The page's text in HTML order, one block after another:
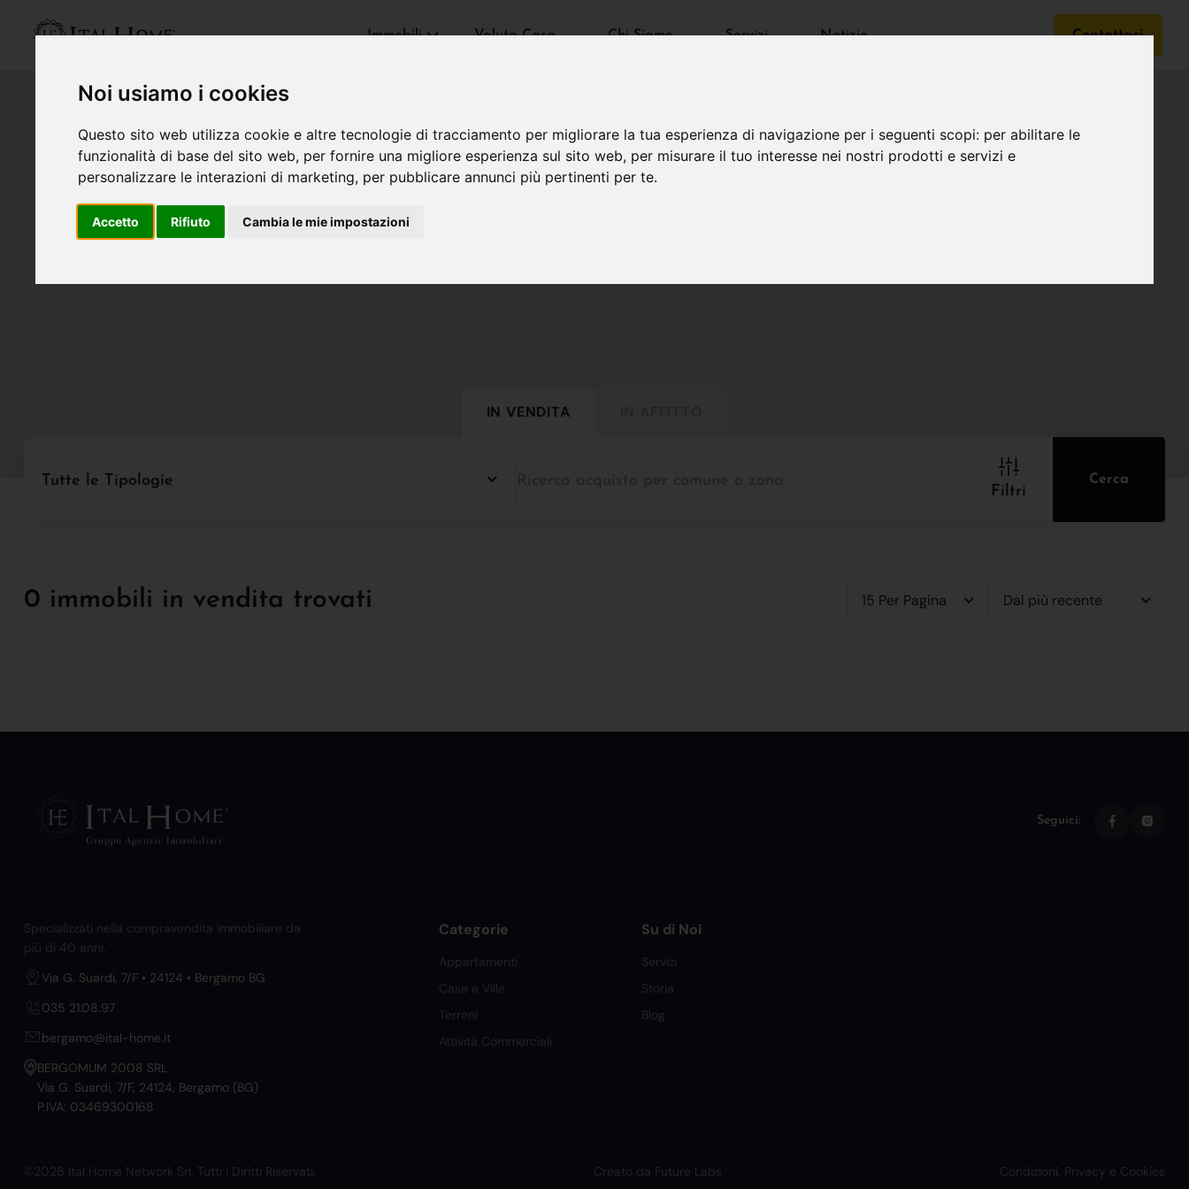
Noi usiamo i cookies
Questo sito web utilizza cookie e altre tecnologie di tracciamento per migliorare la tua esperienza di navigazione per i seguenti scopi: per abilitare le
funzionalità di base del sito web, per fornire una migliore esperienza sul sito web, per misurare il tuo interesse nei nostri prodotti e servizi e
personalizzare le interazioni di marketing, per pubblicare annunci più pertinenti per te.
Accetto Rifiuto Cambia le mie impostazioni
Immobili Valuta Casa Chi Siamo Servizi Notizie Contattaci
IN VENDITA
Tutte le Tipologie
Filtri
Cerca
0 immobili in vendita trovati 15 Per Pagina Dal più recente
Seguici:
Specializzati nella compravendita immobiliare da
più di 40 anni.
Via G. Suardi, 7/F • 24124 • Bergamo BG
035 21.08.97
bergamo@ital-home.it
BERGOMUM 2008 SRL
Via G. Suardi, 7/F, 24124, Bergamo (BG)
P.IVA: 03469300168
Categorie
Appartamenti
Case e Ville
Terreni
Attività Commerciali
Su di Noi
Servizi
Storia
Blog
©2026 Ital Home Network Srl. Tutti i Diritti Riservati. Creato da Future Labs Condizioni, Privacy e Cookies